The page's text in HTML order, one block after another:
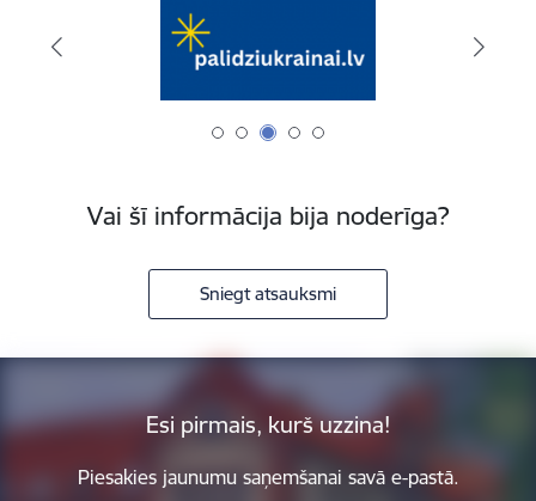
Vai šī informācija bija noderīga?
Sniegt atsauksmi
Esi pirmais, kurš uzzina!
Piesakies jaunumu saņemšanai savā e-pastā.